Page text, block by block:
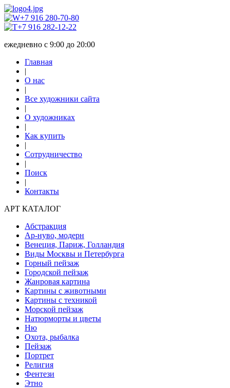
+7 916 280-70-80
+7 916 282-12-22
ежедневно с 9:00 до 20:00
Главная
|
О нас
|
Все художники сайта
|
О художниках
|
Как купить
|
Сотрудничество
|
Поиск
|
Контакты
АРТ КАТАЛОГ
Абстракция
Ар-нуво, модерн
Венеция, Париж, Голландия
Виды Москвы и Петербурга
Горный пейзаж
Городской пейзаж
Жанровая картина
Картины с животными
Картины с техникой
Морской пейзаж
Натюрморты и цветы
Ню
Охота, рыбалка
Пейзаж
Портрет
Религия
Фентези
Этно